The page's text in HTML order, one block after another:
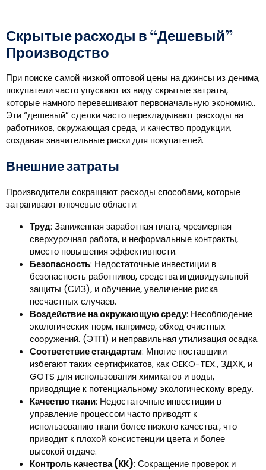
Скрытые расходы в “Дешевый”
Производство
При поиске самой низкой оптовой цены на джинсы из денима,
покупатели часто упускают из виду скрытые затраты,
которые намного перевешивают первоначальную экономию..
Эти “дешевый” сделки часто перекладывают расходы на
работников, окружающая среда, и качество продукции,
создавая значительные риски для покупателей.
Внешние затраты
Производители сокращают расходы способами, которые
затрагивают ключевые области:
Труд: Заниженная заработная плата, чрезмерная
сверхурочная работа, и неформальные контракты,
вместо повышения эффективности.
Безопасность: Недостаточные инвестиции в
безопасность работников, средства индивидуальной
защиты (СИЗ), и обучение, увеличение риска
несчастных случаев.
Воздействие на окружающую среду: Несоблюдение
экологических норм, например, обход очистных
сооружений. (ЭТП) и неправильная утилизация осадка.
Соответствие стандартам: Многие поставщики
избегают таких сертификатов, как OEKO-TEX., ЗДХК, и
GOTS для использования химикатов и воды,
приводящие к потенциальному экологическому вреду.
Качество ткани: Недостаточные инвестиции в
управление процессом часто приводят к
использованию ткани более низкого качества., что
приводит к плохой консистенции цвета и более
высокой отдаче.
Контроль качества (КК): Сокращение проверок и